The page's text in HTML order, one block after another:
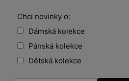
Chci novinky o:
Dámská kolekce
Pánská kolekce
Dětská kolekce